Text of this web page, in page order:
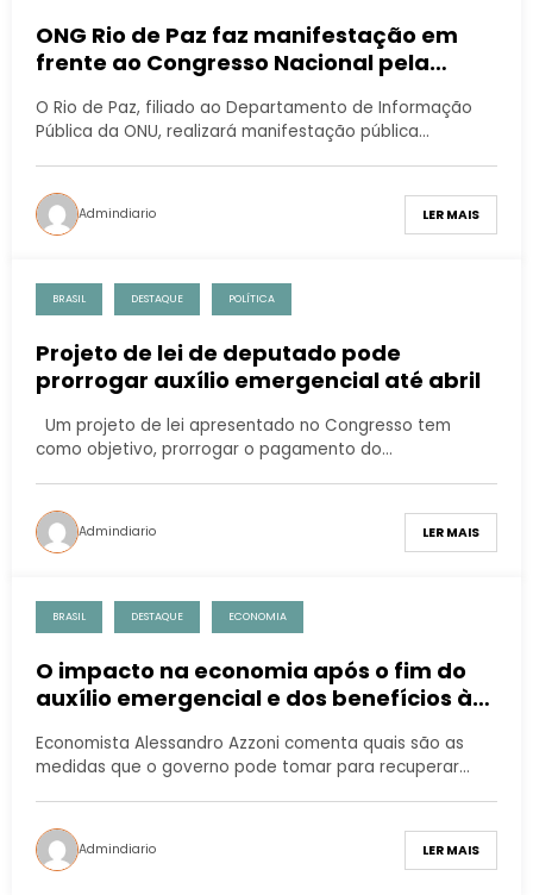
ONG Rio de Paz faz manifestação em
frente ao Congresso Nacional pela
prorrogar auxílio emergencial
O Rio de Paz, filiado ao Departamento de Informação
Pública da ONU, realizará manifestação pública…
Admindiario LER MAIS
BRASIL DESTAQUE POLÍTICA
Projeto de lei de deputado pode
prorrogar auxílio emergencial até abril
Um projeto de lei apresentado no Congresso tem
como objetivo, prorrogar o pagamento do…
Admindiario LER MAIS
BRASIL DESTAQUE ECONOMIA
O impacto na economia após o fim do
auxílio emergencial e dos benefícios às
Economista Alessandro Azzoni comenta quais são as
medidas que o governo pode tomar para recuperar…
Admindiario LER MAIS